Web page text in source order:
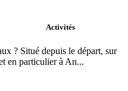
Activités
? Situé depuis le départ, sur
en particulier à An...